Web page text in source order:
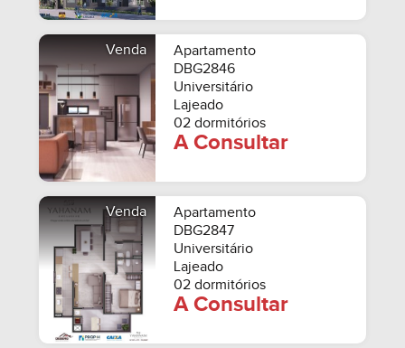
Venda
Apartamento
DBG2846
Universitário
Lajeado
02 dormitórios
A Consultar
Venda
Apartamento
DBG2847
Universitário
Lajeado
02 dormitórios
A Consultar